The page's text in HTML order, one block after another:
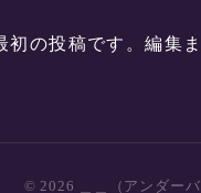
初の投稿です。編集
© 2026 ＿＿（アンダー